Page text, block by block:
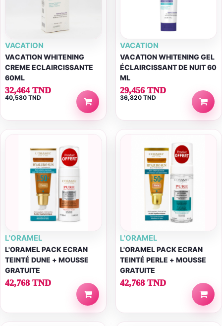
VACATION
VACATION WHITENING
CREME ECLAIRCISSANTE
60ML
32,464 TND
40,580 TND
VACATION
VACATION WHITENING GEL
ÉCLAIRCISSANT DE NUIT 60
ML
29,456 TND
36,820 TND
L'ORAMEL
L'ORAMEL PACK ECRAN
TEINTÉ DUNE + MOUSSE
GRATUITE
42,768 TND
L'ORAMEL
L'ORAMEL PACK ECRAN
TEINTÉ PERLE + MOUSSE
GRATUITE
42,768 TND